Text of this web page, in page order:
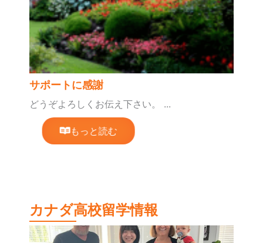
サポートに感謝
どうぞよろしくお伝え下さい。 ...
もっと読む
カナダ高校留学情報